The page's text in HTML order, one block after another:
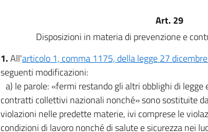
Art. 29
Disposizioni in materia di prevenzione e
1.All'articolo 1, comma 1175, della legge 27
seguenti modificazioni:
a) le parole: «fermi restando gli altri obblighi di legge
contratti collettivi nazionali nonché» sono sostituite
violazioni nelle predette materie, ivi comprese le
condizioni di lavoro nonché di salute e sicurezza nei